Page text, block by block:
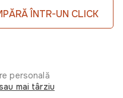
ÎNTR-UN CLICK
personală
mai târziu